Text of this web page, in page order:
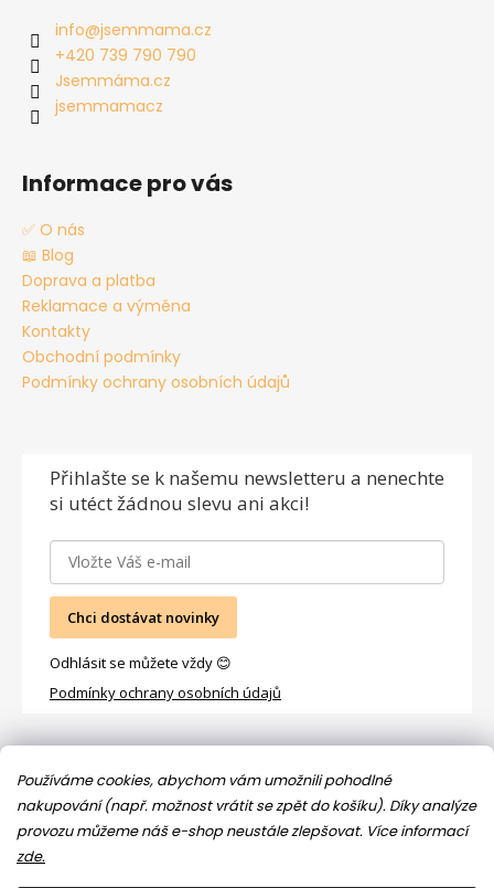
Používáme cookies, abychom vám umožnili pohodlné
nakupování (např. možnost vrátit se zpět do košíku). Díky analýze
provozu můžeme náš e-shop neustále zlepšovat. Více informací
zde.
info@jsemmama.cz
+420 739 790 790
Jsemmáma.cz
jsemmamacz
Informace pro vás
✅ O nás
📖 Blog
Doprava a platba
Reklamace a výměna
Kontakty
Obchodní podmínky
Podmínky ochrany osobních údajů
Přihlašte se k našemu newsletteru a nenechte
si utéct žádnou slevu ani akci!
Chci dostávat novinky
Odhlásit se můžete vždy 😊
Podmínky ochrany osobních údajů
Facebook